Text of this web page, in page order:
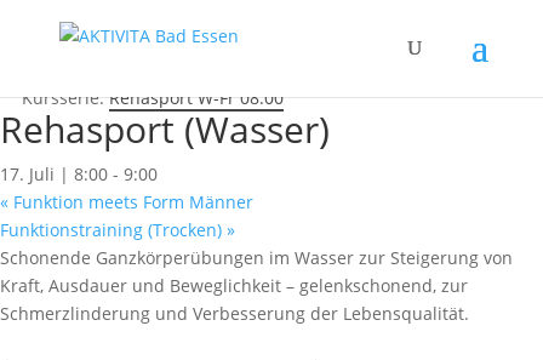
« Alle Kurse
Kursserie:Rehasport W-Fr 08:00
Rehasport (Wasser)
17. Juli | 8:00 - 9:00
« Funktion meets Form Männer
Funktionstraining (Trocken) »
Schonende Ganzkörperübungen im Wasser zur Steigerung von
Kraft, Ausdauer und Beweglichkeit – gelenkschonend, zur
Schmerzlinderung und Verbesserung der Lebensqualität.